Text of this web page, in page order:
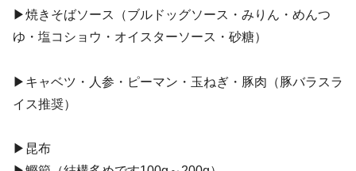
▶︎焼きそばソース（ブルドッグソース・みりん・めんつ
ゆ・塩コショウ・オイスターソース・砂糖）
▶︎キャベツ・人参・ピーマン・玉ねぎ・豚肉（豚バラスラ
イス推奨）
▶︎昆布